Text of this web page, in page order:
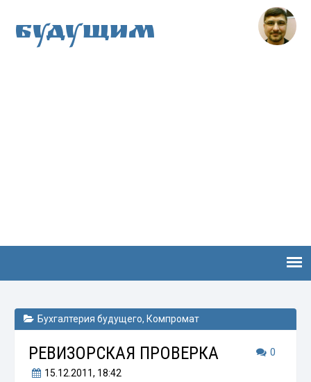
Будущим
Бухгалтерия будущего, Компромат
0
РЕВИЗОРСКАЯ ПРОВЕРКА
15.12.2011, 18:42